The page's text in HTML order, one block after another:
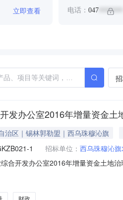
立即查看 电话： 047 *******
发办公室2016年增量资金
治区｜锡林郭勒盟｜西乌珠穆沁旗
1 招标单位： 西乌珠穆沁
合开发办公室2016年增量资金土地
服务和公共资源交易网上发布“2016